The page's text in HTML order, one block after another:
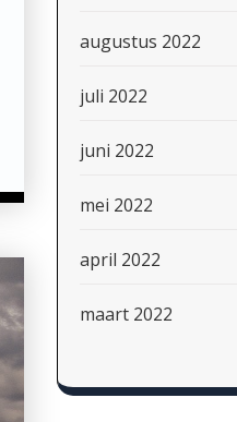
augustus 2022
juli 2022
juni 2022
mei 2022
april 2022
maart 2022